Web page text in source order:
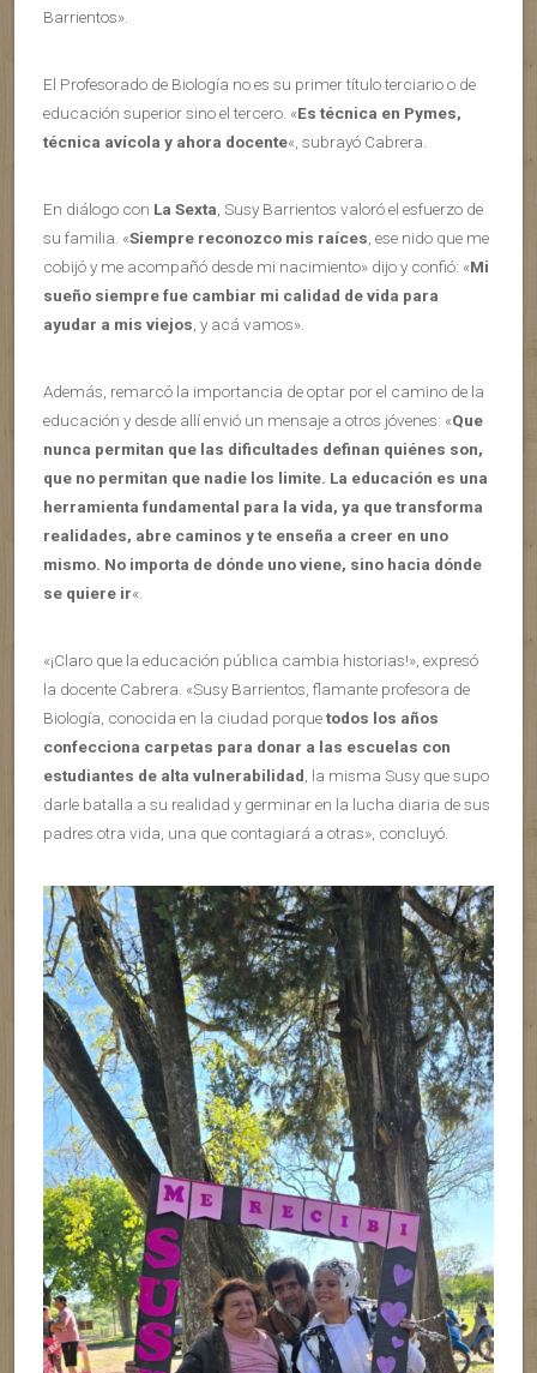
Barrientos».
El Profesorado de Biología no es su primer título terciario o de
educación superior sino el tercero. «Es técnica en Pymes,
técnica avícola y ahora docente«, subrayó Cabrera.
En diálogo con La Sexta , Susy Barrientos valoró el esfuerzo de
su familia. «Siempre reconozco mis raíces , ese nido que me
cobijó y me acompañó desde mi nacimiento» dijo y confió: «Mi
sueño siempre fue cambiar mi calidad de vida para
ayudar a mis viejos , y acá vamos».
Además, remarcó la importancia de optar por el camino de la
educación y desde allí envió un mensaje a otros jóvenes: «Que
nunca permitan que las dificultades definan quiénes son,
que no permitan que nadie los limite. La educación es una
herramienta fundamental para la vida, ya que transforma
realidades, abre caminos y te enseña a creer en uno
mismo. No importa de dónde uno viene, sino hacia dónde
se quiere ir«.
«¡Claro que la educación pública cambia historias!», expresó
la docente Cabrera. «Susy Barrientos, flamante profesora de
Biología, conocida en la ciudad porquetodos los años
confecciona carpetas para donar a las escuelas con
estudiantes de alta vulnerabilidad , la misma Susy que supo
darle batalla a su realidad y germinar en la lucha diaria de sus
padres otra vida, una que contagiará a otras», concluyó.